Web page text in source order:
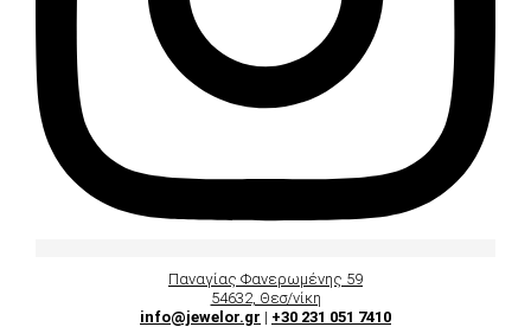
Παναγίας Φανερωμένης 59
54632, Θεσ/νίκη
info@jewelor.gr | +30 231 051 7410